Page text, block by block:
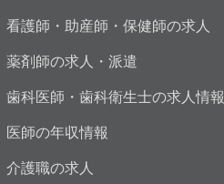
看護師・助産師・保健師の求人
薬剤師の求人・派遣
歯科医師・歯科衛生士の求人情報
医師の年収情報
介護職の求人